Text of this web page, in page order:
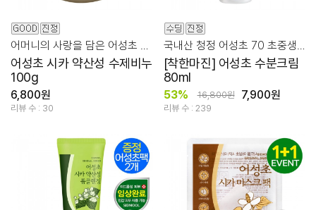
어성초 시카 약산성 수제비누
100g
6,800원
리뷰 수 : 30
[착한마진] 어성초 수분크림
80ml
53% 16,800원 7,900원
리뷰 수 : 239